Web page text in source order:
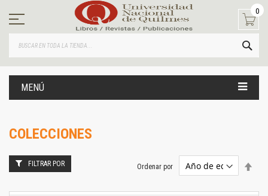
contenido
0
MENÚ
COLECCIONES
Ordenar por
FILTRAR POR